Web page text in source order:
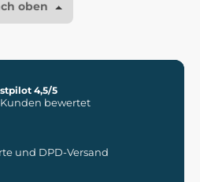
oben
4,5/5
bewertet
und DPD-Versand